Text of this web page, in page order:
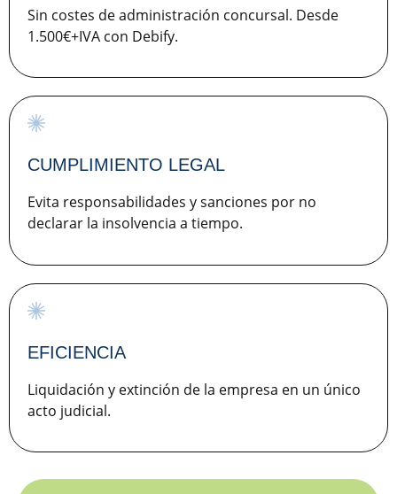
Sin costes de administración concursal. Desde
1.500€+IVA con Debify.
CUMPLIMIENTO LEGAL
Evita responsabilidades y sanciones por no
declarar la insolvencia a tiempo.
EFICIENCIA
Liquidación y extinción de la empresa en un único
acto judicial.